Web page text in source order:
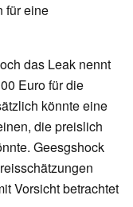
für eine
das Leak nennt
Euro für die
könnte eine
die preislich
Geesgshock
Vorsicht betrachtet